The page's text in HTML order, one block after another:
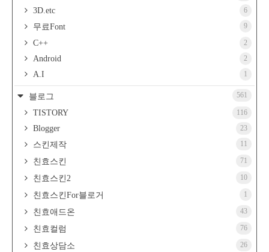
3D.etc 6
무료Font 9
C++ 2
Android 2
A.I 1
블로그 561
TISTORY 116
Blogger 23
스킨제작 11
친효스킨 71
친효스킨2 10
친효스킨For블로거 1
친효애드온 43
친효컬럼 76
친효상담소 26